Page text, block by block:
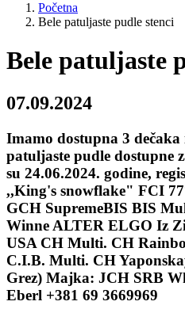
Početna
Bele patuljaste pudle stenci
Bele patuljaste
07.09.2024
Imamo dostupna 3 dečaka
patuljaste pudle dostupne
su 24.06.2024. godine,
,,King's snowflake" FCI
GCH SupremeBIS BIS
Winne ALTER ELGO Iz
USA CH Multi. CH
C.I.B. Multi. CH
Grez) Majka: JCH SRB
Eberl +381 69 3669969